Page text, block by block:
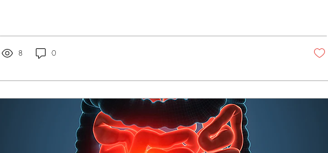
8 0